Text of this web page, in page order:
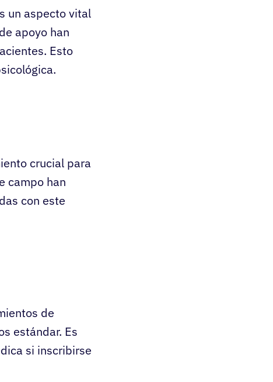
un aspecto vital
apoyo han
Esto
crucial para
campo han
con este
de
estándar. Es
si inscribirse